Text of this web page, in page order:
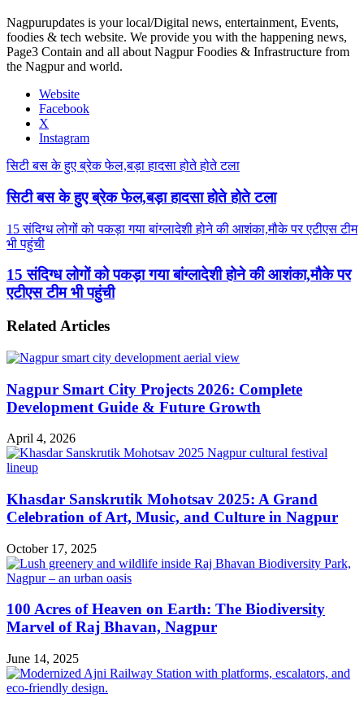
Nagpurupdates is your local/Digital news, entertainment, Events,
foodies & tech website. We provide you with the happening news,
Page3 Contain and all about Nagpur Foodies & Infrastructure from
the Nagpur and world.
Website
Facebook
X
Instagram
सिटी बस के हुए ब्रेक फेल,बड़ा हादसा होते होते टला
सिटी बस के हुए ब्रेक फेल,बड़ा हादसा होते होते टला
15 संदिग्ध लोगों को पकड़ा गया बांग्लादेशी होने की आशंका,मौके पर एटीएस टीम
भी पहुंची
15 संदिग्ध लोगों को पकड़ा गया बांग्लादेशी होने की आशंका,मौके पर
एटीएस टीम भी पहुंची
Related Articles
Nagpur Smart City Projects 2026: Complete
Development Guide & Future Growth
April 4, 2026
Khasdar Sanskrutik Mohotsav 2025: A Grand
Celebration of Art, Music, and Culture in Nagpur
October 17, 2025
100 Acres of Heaven on Earth: The Biodiversity
Marvel of Raj Bhavan, Nagpur
June 14, 2025